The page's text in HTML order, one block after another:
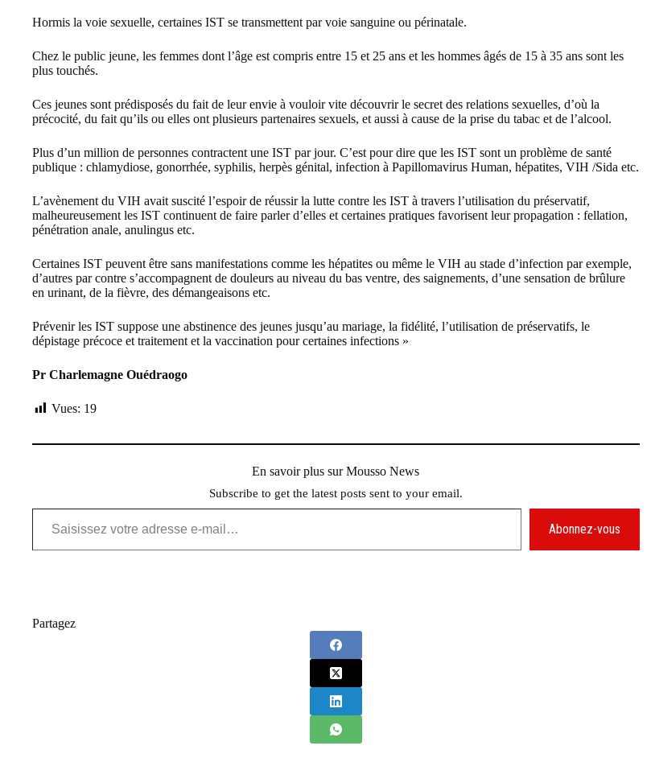
Hormis la voie sexuelle, certaines IST se transmettent par voie sanguine ou périnatale.
Chez le public jeune, les femmes dont l’âge est compris entre 15 et 25 ans et les hommes âgés de 15 à 35 ans sont les
plus touchés.
Ces jeunes sont prédisposés du fait de leur envie à vouloir vite découvrir le secret des relations sexuelles, d’où la
précocité, du fait qu’ils ou elles ont plusieurs partenaires sexuels, et aussi à cause de la prise du tabac et de l’alcool.
Plus d’un million de personnes contractent une IST par jour. C’est pour dire que les IST sont un problème de santé
publique : chlamydiose, gonorrhée, syphilis, herpès génital, infection à Papillomavirus Human, hépatites, VIH /Sida etc.
L’avènement du VIH avait suscité l’espoir de réussir la lutte contre les IST à travers l’utilisation du préservatif,
malheureusement les IST continuent de faire parler d’elles et certaines pratiques favorisent leur propagation : fellation,
pénétration anale, anulingus etc.
Certaines IST peuvent être sans manifestations comme les hépatites ou même le VIH au stade d’infection par exemple,
d’autres par contre s’accompagnent de douleurs au niveau du bas ventre, des saignements, d’une sensation de brûlure
en urinant, de la fièvre, des démangeaisons etc.
Prévenir les IST suppose une abstinence des jeunes jusqu’au mariage, la fidélité, l’utilisation de préservatifs, le
dépistage précoce et traitement et la vaccination pour certaines infections »
Pr Charlemagne Ouédraogo
Vues: 19
En savoir plus sur Mousso News
Subscribe to get the latest posts sent to your email.
Saisissez votre adresse e-mail…
Abonnez-vous
Partagez